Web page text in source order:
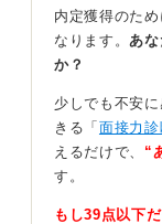
れています。
（時間・勤務
断絶、必須ツー
事前に業務を
伝え、服装・
派遣会社の担
0
内定獲得のた
なります。 あ
か？
少しでも不安
きる「 面接力診
えるだけで、 “
す。
もし39点以下